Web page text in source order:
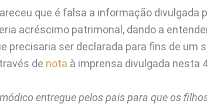
que é falsa a informação divulgada
acréscimo patrimonal, dando a
precisaria ser declarada para fins de um
de nota à imprensa divulgada nesta
módico entregue pelos pais para que os